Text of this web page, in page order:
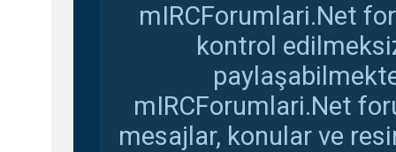
mIRCForumlari.Net
kontrol
mIRCForumlari.Net
mesajlar, konular ve